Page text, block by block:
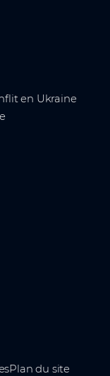
en Ukraine
Plan du site